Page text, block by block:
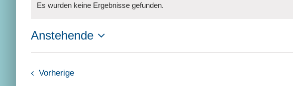
Veranstaltungen
Es wurden keine Ergebnisse gefunden.
Anstehende
Datum
VorherigeVeranstaltungen